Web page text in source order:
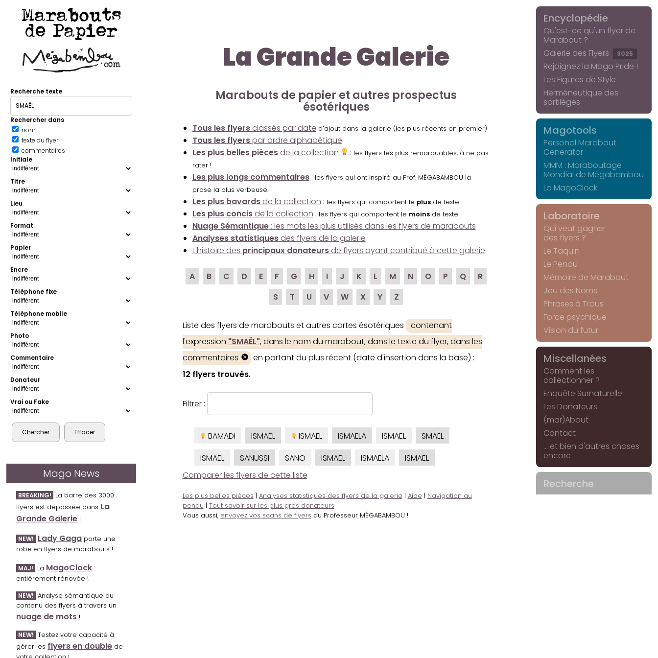
Marabouts
de Papier
Recherche texte
Rechercher dans
nom
texte du flyer
commentaires
Initiale
Titre
Lieu
Format
Papier
Encre
Téléphone fixe
Téléphone mobile
Photo
Commentaire
Donateur
Vrai ou Fake
Mago News
BREAKING! La barre des 3000
flyers est dépassée dans La
Grande Galerie !
NEW! Lady Gaga porte une
robe en flyers de marabouts !
MAJ! La MagoClock
entièrement rénovée !
NEW! Analyse sémantique du
contenu des flyers à travers un
nuage de mots !
NEW! Testez votre capacité à
gérer les flyers en double de
La Grande Galerie
Marabouts de papier et autres prospectus
ésotériques
Tous les flyersclassés par date d'ajout dans la galerie (les plus récents en premier)
Tous les flyerspar ordre alphabétique
Les plus belles piècesde la collection : les flyers les plus remarquables, à ne pas
rater !
Les plus longs commentaires: les flyers qui ont inspiré au Prof. MÉGABAMBOU la
prose la plus verbeuse.
Les plus bavardsde la collection : les flyers qui comportent le plusde texte.
Les plus concisde la collection : les flyers qui comportent le moinsde texte.
Nuage Sémantique: les mots les plus utilisés dans les flyers de marabouts
Analyses statistiquesdes flyers de la galerie
L'histoire des principaux donateursde flyers ayant contribué à cette galerie
A B C D E F G H I J K L M N O P Q
R
S
T U V W X Y Z
Liste des flyers de marabouts et autres cartes ésotériques
contenant
l'expression "SMAËL", dans le nom du marabout, dans le texte du flyer, dans les
commentaires
en partant du plus récent (date d'insertion dans la base) :
12 flyers trouvés.
Filtrer :
BAMADI ISMAEL ISMAËL ISMAËLA ISMAEL
SMAËL
ISMAEL
SANUSSI SANO ISMAEL ISMAËLA
ISMAEL
Comparer les flyers de cette liste
Les plus belles pièces | Analyses statistiques des flyers de la galerie | Aide | Navigation au
pendu | Tout savoir sur les plus gros donateurs
Vous aussi, envoyez vos scans de flyers au Professeur MÉGABAMBOU !
Encyclopédie
Qu'est-ce qu'un flyer de
Marabout ?
Galerie des Flyers
3025
Rejoignez la Mago Pride !
Les Figures de Style
Herméneutique des
sortilèges
Magotools
Personal Marabout
Generator
MMM : Maraboutage
Mondial de Mégabambou
La MagoClock
Laboratoire
Qui veut gagner
des flyers ?
Le Taquin
Le Pendu
Mémoire de Marabout
Jeu des Noms
Phrases à Trous
Force psychique
Vision du futur
Miscellanées
Comment les
collectionner ?
Enquête Surnaturelle
Les Donateurs
(mar)About
Contact
... et bien d'autres choses
encore
Recherche